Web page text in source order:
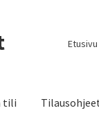
Etusivu
tili